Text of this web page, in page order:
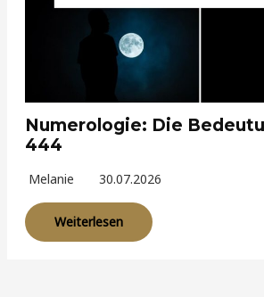
Numerologie: Die
444
Melanie 30.07.2026
Weiterlesen